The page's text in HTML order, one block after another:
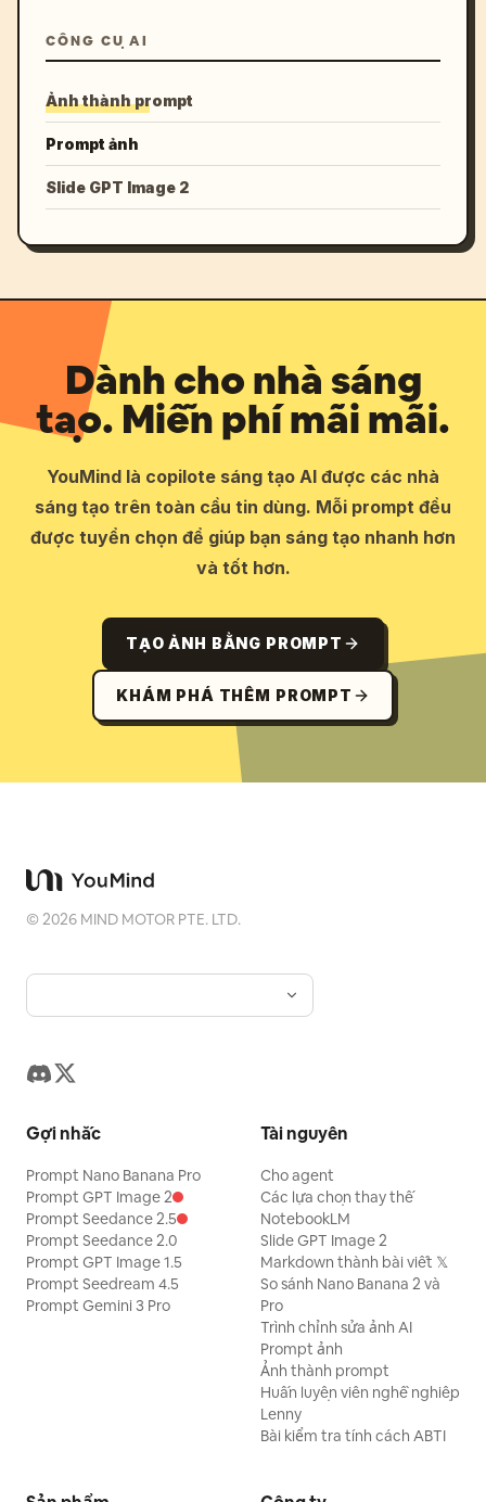
CÔNG CỤ AI
Ảnh thành prompt
Prompt ảnh
Slide GPT Image 2
Dành cho nhà sáng
tạo. Miễn phí mãi mãi.
YouMind là copilote sáng tạo AI được các nhà
sáng tạo trên toàn cầu tin dùng. Mỗi prompt đều
được tuyển chọn để giúp bạn sáng tạo nhanh hơn
và tốt hơn.
TẠO ẢNH BẰNG PROMPT
KHÁM PHÁ THÊM PROMPT
©2026 MIND MOTOR PTE. LTD.
Gợi nhắc
Prompt Nano Banana Pro
Prompt GPT Image 2
Prompt Seedance 2.5
Prompt Seedance 2.0
Prompt GPT Image 1.5
Prompt Seedream 4.5
Prompt Gemini 3 Pro
Tài nguyên
Cho agent
Các lựa chọn thay thế
NotebookLM
Slide GPT Image 2
Markdown thành bài viết 𝕏
So sánh Nano Banana 2 và
Pro
Trình chỉnh sửa ảnh AI
Prompt ảnh
Ảnh thành prompt
Huấn luyện viên nghề nghiệp
Lenny
Bài kiểm tra tính cách ABTI